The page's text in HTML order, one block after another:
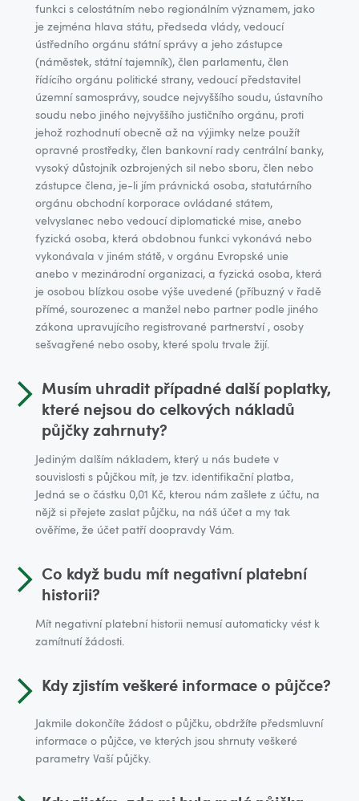
funkci s celostátním nebo regionálním významem, jako
je zejména hlava státu, předseda vlády, vedoucí
ústředního orgánu státní správy a jeho zástupce
(náměstek, státní tajemník), člen parlamentu, člen
řídícího orgánu politické strany, vedoucí představitel
územní samosprávy, soudce nejvyššího soudu, ústavního
soudu nebo jiného nejvyššího justičního orgánu, proti
jehož rozhodnutí obecně až na výjimky nelze použít
opravné prostředky, člen bankovní rady centrální banky,
vysoký důstojník ozbrojených sil nebo sboru, člen nebo
zástupce člena, je-li jím právnická osoba, statutárního
orgánu obchodní korporace ovládané státem,
velvyslanec nebo vedoucí diplomatické mise, anebo
fyzická osoba, která obdobnou funkci vykonává nebo
vykonávala v jiném státě, v orgánu Evropské unie
anebo v mezinárodní organizaci, a fyzická osoba, která
je osobou blízkou osobe výše uvedené (příbuzný v řadě
přímé, sourozenec a manžel nebo partner podle jiného
zákona upravujícího registrované partnerství , osoby
sešvagřené nebo osoby, které spolu trvale žijí.
Musím uhradit případné další poplatky,
které nejsou do celkových nákladů
půjčky zahrnuty?
Jediným dalším nákladem, který u nás budete v
souvislosti s půjčkou mít, je tzv. identifikační platba,
Jedná se o částku 0,01 Kč, kterou nám zašlete z účtu, na
nějž si přejete zaslat půjčku, na náš účet a my tak
ověříme, že účet patří doopravdy Vám.
Co když budu mít negativní platební
historii?
Mít negativní platební historii nemusí automaticky vést k
zamítnutí žádosti.
Kdy zjistím veškeré informace o půjčce?
Jakmile dokončíte žádost o půjčku, obdržíte předsmluvní
informace o půjčce, ve kterých jsou shrnuty veškeré
parametry Vaší půjčky.